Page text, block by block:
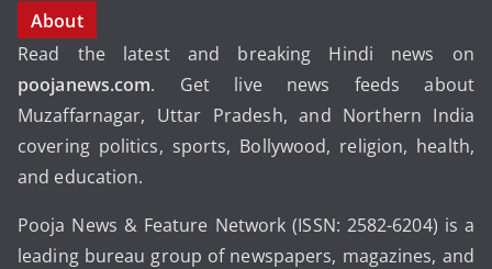
About
Read the latest and breaking Hindi news on
poojanews.com. Get live news feeds about
Muzaffarnagar, Uttar Pradesh, and Northern India
covering politics, sports, Bollywood, religion, health,
and education.
Pooja News & Feature Network (ISSN: 2582-6204) is a
leading bureau group of newspapers, magazines, and